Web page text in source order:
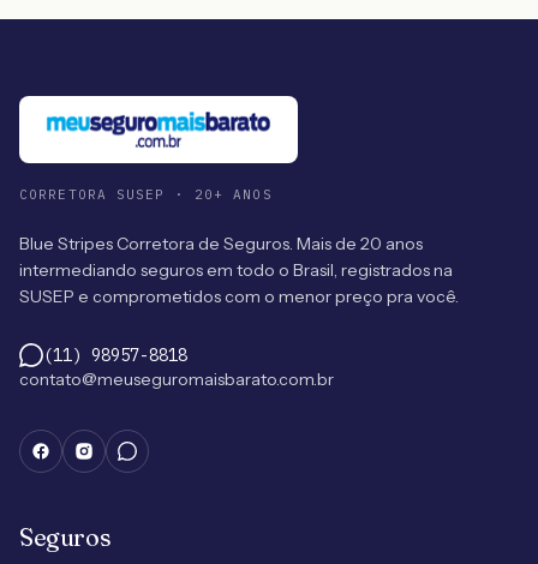
CORRETORA SUSEP · 20+ ANOS
Blue Stripes Corretora de Seguros. Mais de 20 anos
intermediando seguros em todo o Brasil, registrados na
SUSEP e comprometidos com o menor preço pra você.
(11) 98957-8818
contato@meuseguromaisbarato.com.br
Seguros